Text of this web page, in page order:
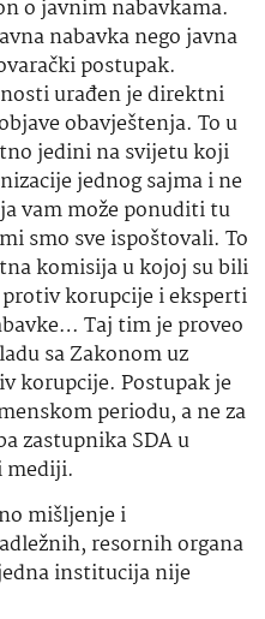
o javnim nabavkama.
nabavka nego javna
postupak.
urađen je direktni
obavještenja. To u
jedini na svijetu koji
jednog sajma i ne
vam može ponuditi tu
smo sve ispoštovali. To
komisija u kojoj su bili
korupcije i eksperti
Taj tim je proveo
sa Zakonom uz
korupcije. Postupak je
periodu, a ne za
zastupnika SDA u
mediji.
mišljenje i
resornih organa
institucija nije